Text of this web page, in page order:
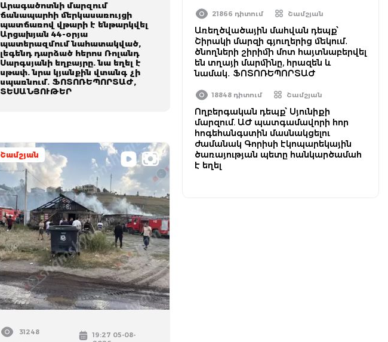
Արագածոտնի մարզում
ճանապարհի մերկասառույցի
պատճառով վթարի է ենթարկվել
Արցախյան 44-օրյա
պատերազմում նահատակված,
լեգենդ դարձած հերոս Ռոլանդ
Սարգսյանի եղբայրը. նա եղել է
սթափ. նրա կյանքին վտանգ չի
սպառնում. ՖՈՏՈՌԵՊՈՐՏԱԺ,
ՏԵՍԱՆՅՈՒԹԵՐ
Շամշյան
31248
19:27 05-08-
21866 դիտում Շամշյան
Առեղծվածային մահվան դեպք՝
Շիրակի մարզի գյուղերից մեկում․
ծնողների շիրիմի մոտ հայտնաբերվել
են տղայի մարմինը, հրազեն և
նամակ․ ՖՈՏՈՌԵՊՈՐՏԱԺ
18848 դիտում Շամշյան
Ողբերգական դեպք՝ Սյունիքի
մարզում. ԱԺ պատգամավորի հոր
հոգեհանգստին մասնակցելու
ժամանակ Գորիսի էկոպարեկային
ծառայության պետը հանկարծամահ
է եղել